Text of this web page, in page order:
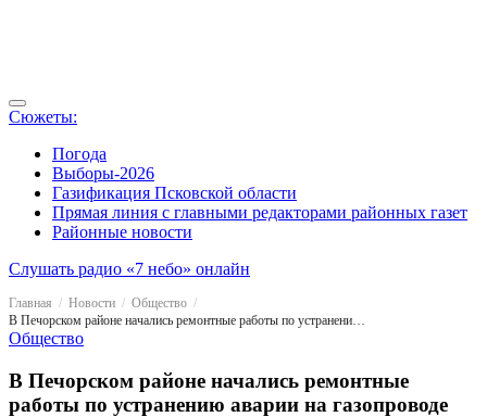
Сюжеты:
Погода
Выборы-2026
Газификация Псковской области
Прямая линия с главными редакторами районных газет
Районные новости
Слушать радио «7 небо» онлайн
Главная Новости
Общество
В Печорском районе начались ремонтные работы по устранению аварии на газопроводе
Общество
В Печорском районе начались ремонтные
работы по устранению аварии на газопроводе